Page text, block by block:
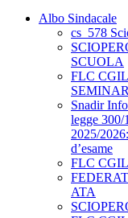
Albo Sindacale
cs_578
SCUOLA
FLC
Snadir
legge 300/
2025/
d’esame
FLC
ATA